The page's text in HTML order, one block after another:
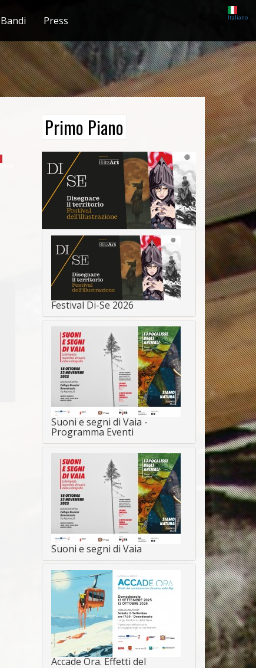
Bandi Press Italiano
Primo Piano
Festival Di-Se 2026
Suoni e segni di Vaia -
Programma Eventi
Suoni e segni di Vaia
Accade Ora. Effetti del